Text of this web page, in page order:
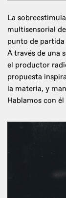
La
multisensorial
punto de partida
A través de una
el productor
propuesta
la materia, y
Hablamos con